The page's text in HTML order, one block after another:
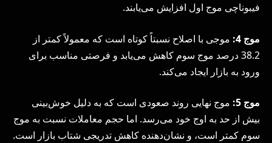
فیبوناچی موج اول افزایش می‌یابند.
موج 4:
موجی با اصلاح نسبتاً کوتاه است که معمولاً کمتر از
38.2 درصد موج سوم کاهش می‌یابد و فرصتی مناسب برای
ورود به بازار ایجاد می‌کند.
موج 5:
موج نهایی روند صعودی است که به دلیل خوش‌بینی
بیش از حد به اوج خود می‌رسد. اما حجم معاملات نسبت به موج
سوم کمتر است، و نشان‌دهنده کاهش تدریجی شتاب بازار است.